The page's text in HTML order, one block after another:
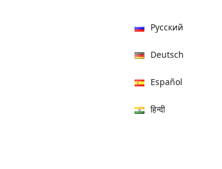
Русский
Deutsch
Español
हिन्दी